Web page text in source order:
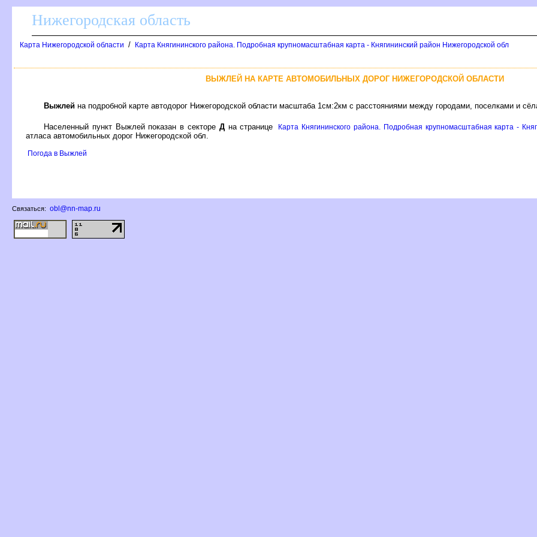
Нижегородская область
Карта Нижегородской области / Карта Княгининского района. Подробная крупномасштабная карта - Княгининский район Нижегородской обл
ЫЖЛЕЙ НА КАРТЕ АВТОМОБИЛЬНЫХ ДОРОГ НИЖЕГОРОДСКОЙ ОБЛАСТИ
ыжлей на подробной карте автодорог Нижегородской области масштаба 1см:2км с расстояниями между городами, поселками и
Населенный пункт Выжлей показан в секторе Дна странице Карта Княгининского района. Подробная крупномасштабная карта -
атласа автомобильных дорог Нижегородской обл.
Погода в Выжлей
Связаться: obl@nn-map.ru